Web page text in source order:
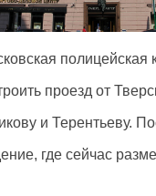
полицейская
проезд от
и Терентьеву.
где сейчас